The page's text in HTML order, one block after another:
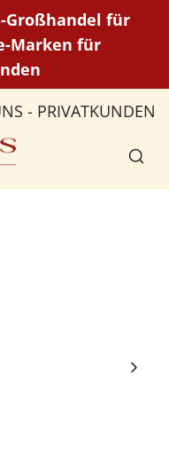
Großhandel für
Marken für
- PRIVATKUNDEN